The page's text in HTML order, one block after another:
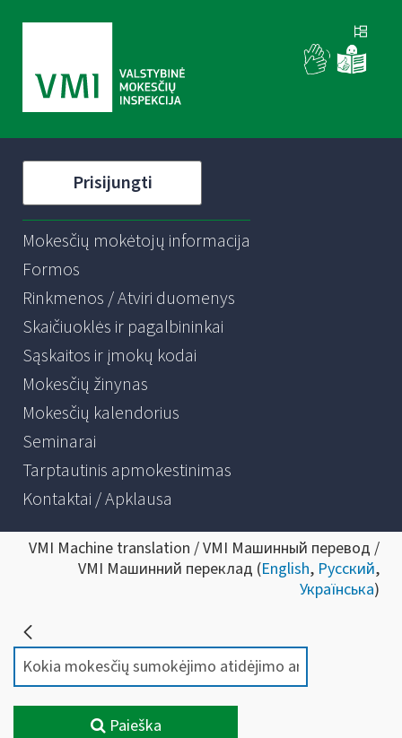
Prisijungti
Mokesčių mokėtojų informacija
Formos
Rinkmenos / Atviri duomenys
Skaičiuoklės ir pagalbininkai
Sąskaitos ir įmokų kodai
Mokesčių žinynas
Mokesčių kalendorius
Seminarai
Tarptautinis apmokestinimas
Kontaktai / Apklausa
VMI Machine translation / VMI Машинный перевод /
VMI Машинний переклад (English, Русский,
Українська)
Paieška